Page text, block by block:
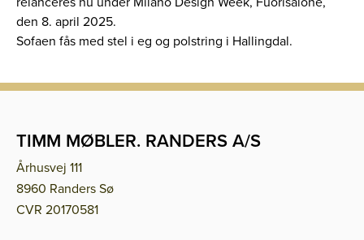
den 8. april 2025.
Sofaen fås med stel i eg og polstring i Hallingdal.
TIMM MØBLER. RANDERS A/S
Århusvej 111
8960 Randers Sø
CVR 20170581